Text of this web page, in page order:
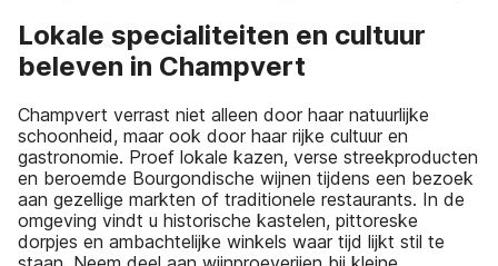
Lokale specialiteiten en cultuur
beleven in Champvert
Champvert verrast niet alleen door haar natuurlijke
schoonheid, maar ook door haar rijke cultuur en
gastronomie. Proef lokale kazen, verse streekproducten
en beroemde Bourgondische wijnen tijdens een bezoek
aan gezellige markten of traditionele restaurants. In de
omgeving vindt u historische kastelen, pittoreske
dorpjes en ambachtelijke winkels waar tijd lijkt stil te